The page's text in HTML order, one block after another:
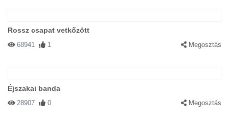
Rossz csapat vetkőzött
68941 1 Megosztás
Éjszakai banda
28907 0 Megosztás